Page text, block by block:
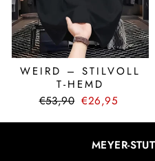
WEIRD – STILVOLL
T-HEMD
Normaler
€53,90 Sonderpreis
€26,95
MEYER-